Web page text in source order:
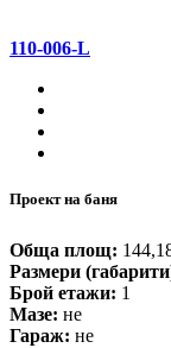
110-006-L
Проект на баня
Обща площ:
Размери
Брой етажи: 1
Мазе: не
Гараж: не